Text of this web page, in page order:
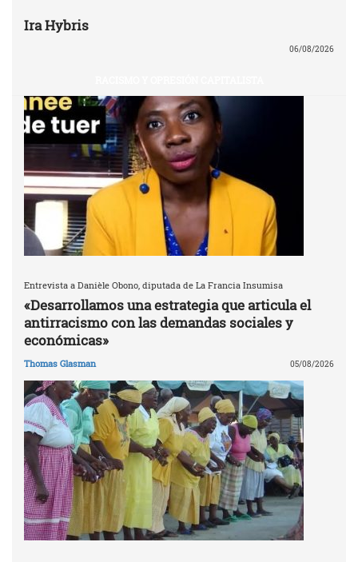
Ira Hybris
06/08/2026
Entrevista a Danièle Obono, diputada de La Francia Insumisa
«Desarrollamos una estrategia que articula el
antirracismo con las demandas sociales y
económicas»
Thomas Glasman 05/08/2026